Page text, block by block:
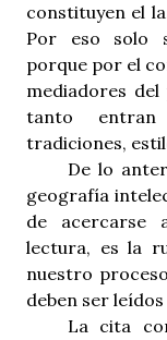
constituyen el
Por eso solo
porque por el
mediadores
tanto
tradiciones,
De lo
geografía
de acercarse
lectura, es la
nuestro
deben ser
La cita